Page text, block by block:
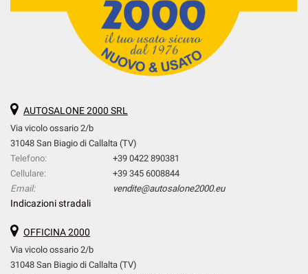
AUTOSALONE 2000 SRL
Via vicolo ossario 2/b
31048 San Biagio di Callalta (TV)
Telefono:
+39 0422 890381
Cellulare:
+39 345 6008844
Email:
vendite@autosalone2000.eu
Indicazioni stradali
OFFICINA 2000
Via vicolo ossario 2/b
31048 San Biagio di Callalta (TV)